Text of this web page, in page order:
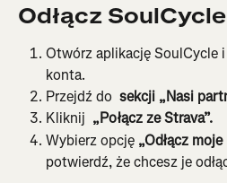
Odłącz
Otwórz aplikację SoulCycle
konta.
Przejdź do sekcji „Nasi
Kliknij „Połącz ze Strava”.
Wybierz opcję „Odłącz
potwierdź, że chcesz je